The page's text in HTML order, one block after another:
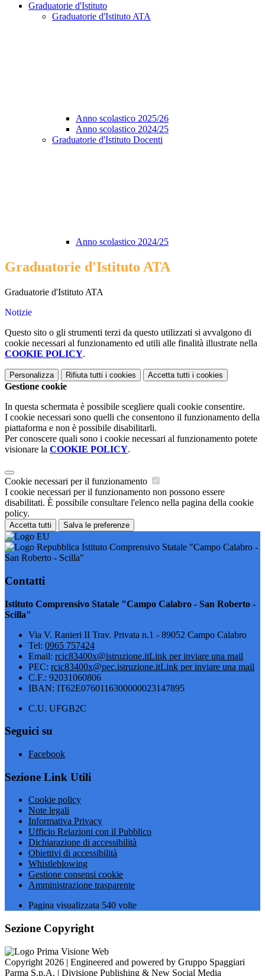
Graduatorie d'Istituto
Graduatorie d'Istituto ATA
Anno scolastico 2025/26
Anno scolastico 2024/25
Graduatorie d'Istituto Docenti
Anno scolastico 2024/25
Graduatorie d'Istituto ATA
Graduatorie d'Istituto ATA
Notizie
Questo sito o gli strumenti terzi da questo utilizzati si avvalgono di
cookie necessari al funzionamento ed utili alle finalità illustrate nella
COOKIE POLICY.
Personalizza Rifiuta tutti i cookies Accetta tutti i cookies
Gestione cookie
In questa schermata è possibile scegliere quali cookie consentire.
I cookie necessari sono quelli che consentono il funzionamento della
piattaforma e non è possibile disabilitarli.
Per conoscere quali sono i cookie necessari al funzionamento potete
visionare la COOKIE POLICY.
Cookie necessari per il funzionamento
I cookie necessari per il funzionamento non possono essere
disabilitati. È possibile consultare l'elenco nella pagina della cookie
policy.
Accetta tutti Salva le preferenze
Istituto Comprensivo Statale "Campo Calabro -
San Roberto - Scilla"
Contatti
Istituto Comprensivo Statale "Campo Calabro - San Roberto -
Scilla"
Via V. Ranieri II Trav. Privata n.1 - 89052 Campo Calabro
Tel: 0965 757424
Email: rcic83400x@istruzione.itLink per inviare una mail
PEC: rcic83400x@pec.istruzione.itLink per inviare una mail
C.F.: 92031060806
IBAN: IT62E0760116300000023147895
C.U. UFGB2C
Seguici su
Facebook
Sezione Link Utili
Cookie policy
Note legali
Informativa Privacy
Ufficio Relazioni con il Pubblico
Dichiarazione di accessibilità
Obiettivi di accessibilità
Whistleblowing
Gestione consensi cookie
Amministrazione trasparente
Pagina visualizzata 540 volte
Sezione Copyright
Copyright 2026 | Engineered and powered by Gruppo Spaggiari
Parma S.p.A. | Divisione Publishing & New Social Media